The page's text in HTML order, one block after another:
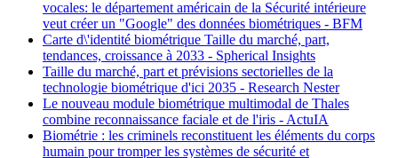
vocales: le département américain de la Sécurité intérieure
veut créer un "Google" des données biométriques - BFM
Carte d\'identité biométrique Taille du marché, part,
tendances, croissance à 2033 - Spherical Insights
Taille du marché, part et prévisions sectorielles de la
technologie biométrique d'ici 2035 - Research Nester
Le nouveau module biométrique multimodal de Thales
combine reconnaissance faciale et de l'iris - ActuIA
Biométrie : les criminels reconstituent les éléments du corps
humain pour tromper les systèmes de sécurité et